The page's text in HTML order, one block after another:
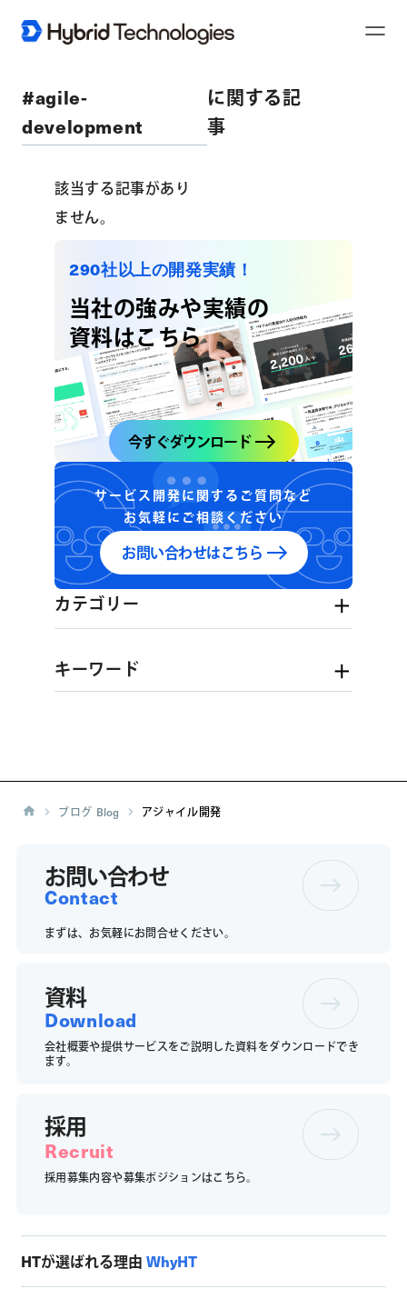
#agile-
development
に関する記
事
該当する記事があり
ません。
290社以上の開発実績！
当社の強みや実績の
資料はこちら
今すぐダウンロード
サービス開発に関するご質問など
お気軽にご相談ください
お問い合わせはこちら
カテゴリー
キーワード
ブログ Blog アジャイル開発
お問い合わせ
Contact
まずは、お気軽にお問合せください。
資料
Download
会社概要や提供サービスをご説明した資料をダウンロードでき
ます。
採用
Recruit
採用募集内容や募集ポジションはこちら。
HTが選ばれる理由 WhyHT